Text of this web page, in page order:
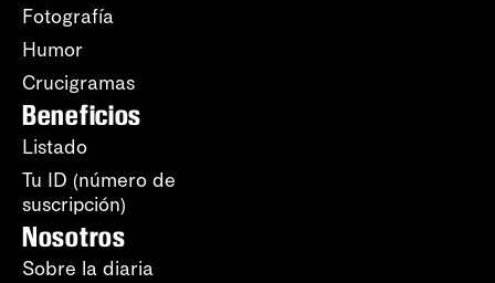
Fotografía
Humor
Crucigramas
Beneficios
Listado
Tu ID (número de
suscripción)
Nosotros
Sobre la diaria